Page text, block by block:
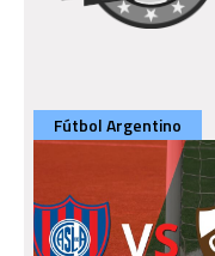
Fútbol Argentino